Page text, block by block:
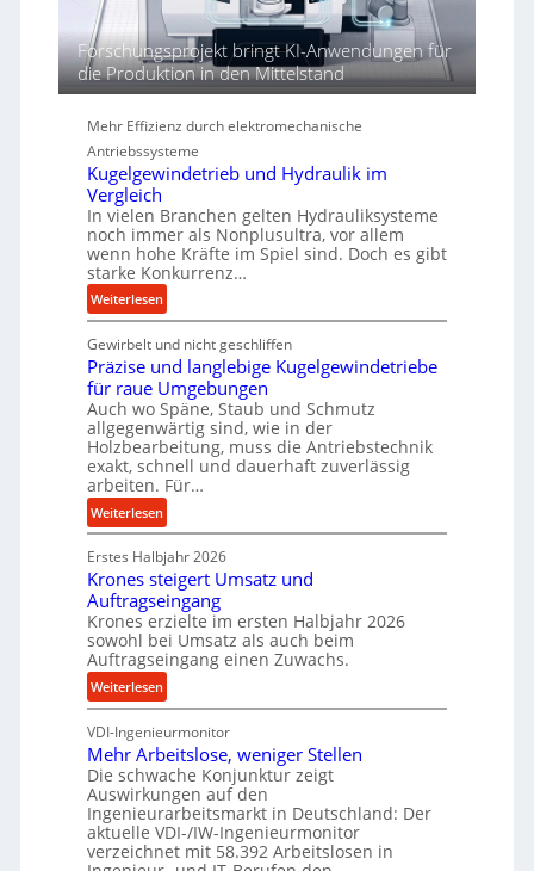
d
i
e
e
r
f
o
r
m
a
n
c
e
i
m
D
r
ü
c
k
p
r
o
z
e
s
s
Forschungsprojekt bringt KI-Anwendungen für
die Produktion in den Mittelstand
Mehr Effizienz durch elektromechanische
Antriebssysteme
Kugelgewindetrieb und Hydraulik im
Vergleich
In vielen Branchen gelten Hydrauliksysteme
noch immer als Nonplusultra, vor allem
wenn hohe Kräfte im Spiel sind. Doch es gibt
starke Konkurrenz…
Weiterlesen:
K
u
g
e
l
g
e
w
i
n
d
e
r
i
e
b
u
n
d
H
y
d
r
a
Gewirbelt und nicht geschliffen
Präzise und langlebige Kugelgewindetriebe
für raue Umgebungen
Auch wo Späne, Staub und Schmutz
allgegenwärtig sind, wie in der
Holzbearbeitung, muss die Antriebstechnik
exakt, schnell und dauerhaft zuverlässig
arbeiten. Für…
Weiterlesen:
P
r
ä
z
i
s
e
u
n
d
l
a
n
g
l
Erstes Halbjahr 2026
Krones steigert Umsatz und
Auftragseingang
Krones erzielte im ersten Halbjahr 2026
sowohl bei Umsatz als auch beim
Auftragseingang einen Zuwachs.
Weiterlesen:
K
r
o
n
e
s
s
t
VDI-Ingenieurmonitor
Mehr Arbeitslose, weniger Stellen
Die schwache Konjunktur zeigt
Auswirkungen auf den
Ingenieurarbeitsmarkt in Deutschland: Der
aktuelle VDI-/IW-Ingenieurmonitor
verzeichnet mit 58.392 Arbeitslosen in